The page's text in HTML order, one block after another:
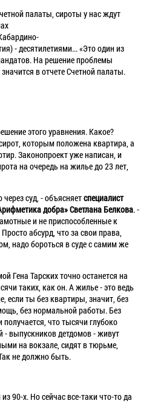
палаты, сироты у нас ждут
-
) - десятилетиями... «Это один из
На решение проблемы
в отчете Счетной палаты.
этого уравнения. Какое?
которым положена квартира, а
Законопроект уже написан, и
на очередь на жилье до 23 лет,
суд, - объясняетспециалист
добра» Светлана Белкова. -
и не приспособленные к
абсурд, что за свои права,
надо бороться в суде с самим же
Гена Тарских точно останется на
таких, как он. А жилье - это ведь
если ты без квартиры, значит, без
без нормальной работы. Без
что тысячи глубоко
- выпускников детдомов - живут
на вокзале, сидят в тюрьме,
не должно быть.
90-х. Но сейчас все-таки что-то да